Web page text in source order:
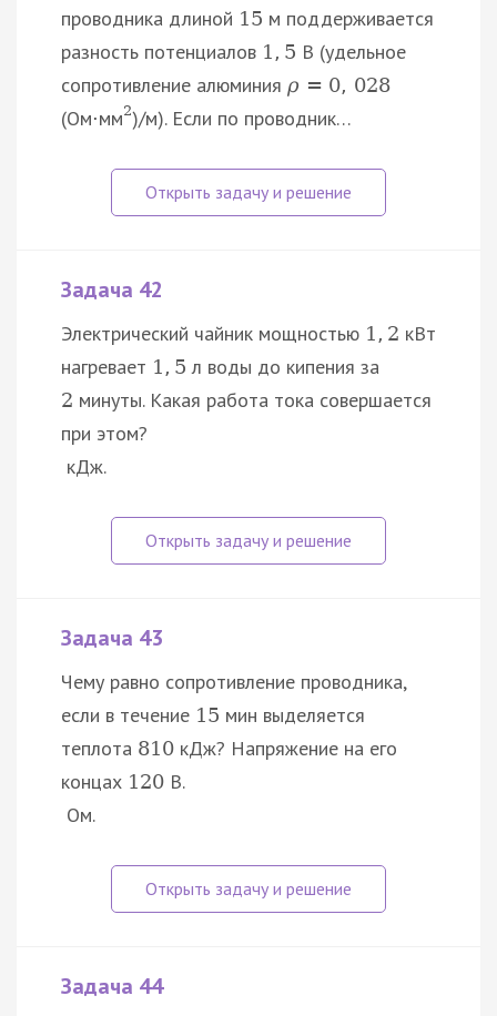
проводника длиной 15 м поддерживается
разность потенциалов 1, 5 В (удельное
сопротивление алюминия ρ = 0, 028
(Ом⋅мм2)/м). Если по проводник…
Задача 42
Электрический чайник мощностью 1, 2 кВт
нагревает 1, 5 л воды до кипения за
2 минуты. Какая работа тока совершается
при этом?
кДж.
Задача 43
Чему равно сопротивление проводника,
если в течение 15 мин выделяется
теплота 810 кДж? Напряжение на его
концах 120 В.
Ом.
Задача 44